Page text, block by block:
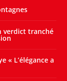
verdict tranché
« L’élégance a